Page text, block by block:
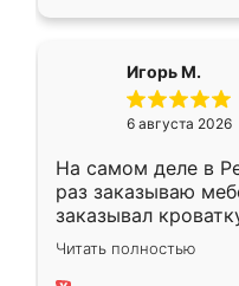
Игорь М.
6 августа 2026
На самом деле в
раз заказываю
заказывал
ребёнка при его
заказал шкаф-
Читать полностью